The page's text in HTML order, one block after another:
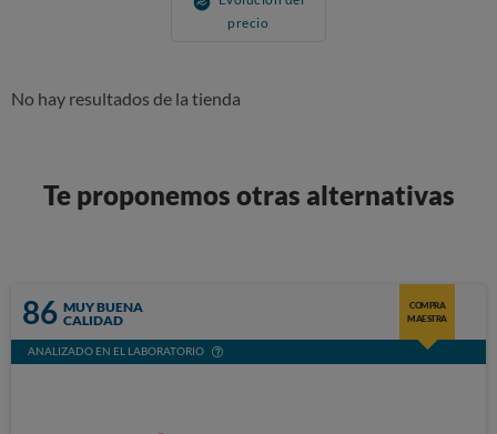
precio
No hay resultados de la tienda
Te proponemos otras alternativas
86 MUY BUENA
CALIDAD
COMPRA
MAESTRA
ANALIZADO EN EL LABORATORIO